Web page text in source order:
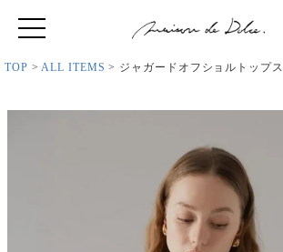
TOP ALL ITEMS ジャガードオフショルトップス